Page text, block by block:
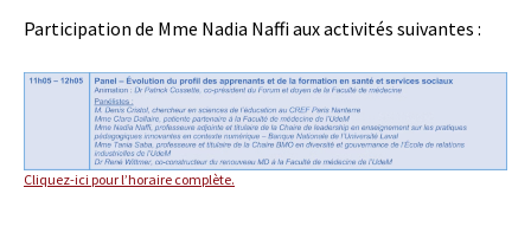
Participation de Mme Nadia Naffi aux activités suivantes :
Cliquez-ici pour l’horaire complète.